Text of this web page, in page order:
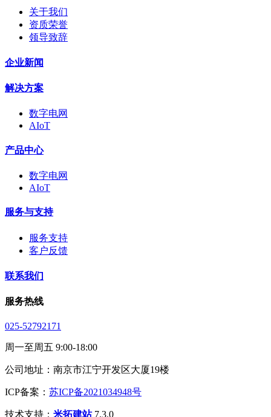
关于我们
资质荣誉
领导致辞
企业新闻
解决方案
数字电网
AIoT
产品中心
数字电网
AIoT
服务与支持
服务支持
客户反馈
联系我们
服务热线
025-52792171
周一至周五 9:00-18:00
公司地址：南京市江宁开发区大厦19楼
ICP备案： 苏ICP备2021034948号
技术支持： 米拓建站 7.3.0